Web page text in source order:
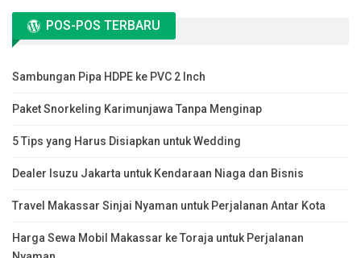
POS-POS TERBARU
Sambungan Pipa HDPE ke PVC 2 Inch
Paket Snorkeling Karimunjawa Tanpa Menginap
5 Tips yang Harus Disiapkan untuk Wedding
Dealer Isuzu Jakarta untuk Kendaraan Niaga dan Bisnis
Travel Makassar Sinjai Nyaman untuk Perjalanan Antar Kota
Harga Sewa Mobil Makassar ke Toraja untuk Perjalanan